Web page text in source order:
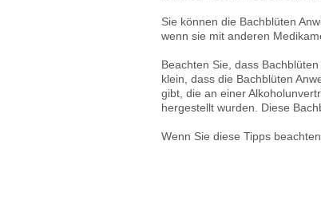
Sie können die Bachblüten
wenn sie mit anderen
Beachten Sie, dass
klein, dass die Bachblüten
gibt, die an einer
hergestellt wurden. Diese
Wenn Sie diese Tipps